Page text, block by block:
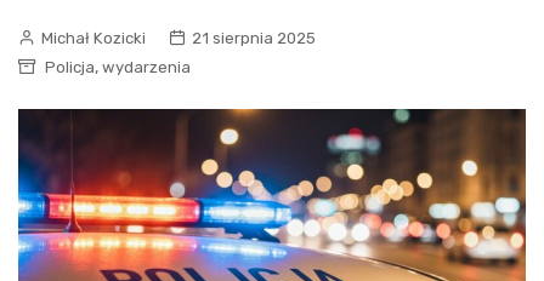
Michał Kozicki
21 sierpnia 2025
Policja, wydarzenia